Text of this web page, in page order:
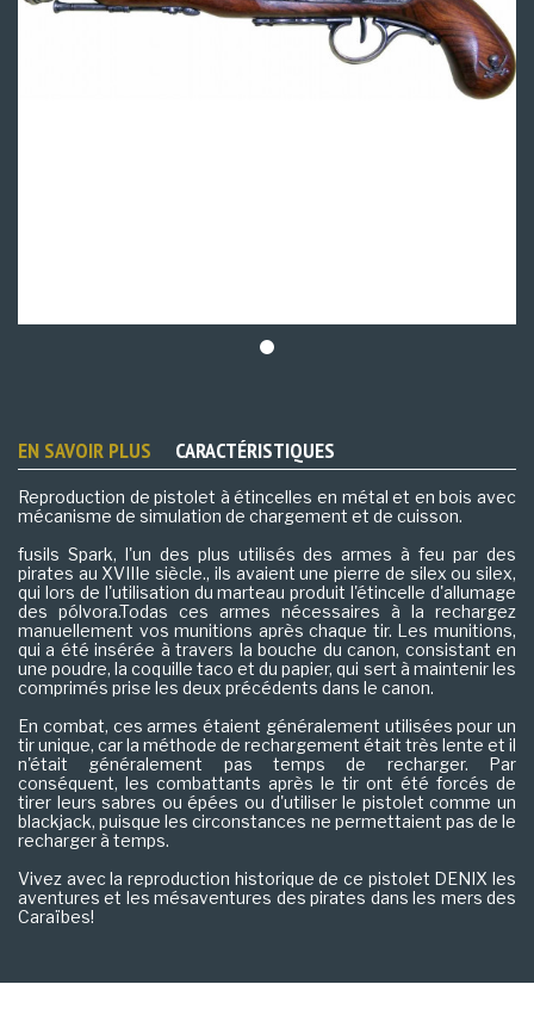
EN SAVOIR PLUS CARACTÉRISTIQUES
Reproduction de pistolet à étincelles en métal et en bois avec
mécanisme de simulation de chargement et de cuisson.
fusils Spark, l'un des plus utilisés des armes à feu par des
pirates au XVIIIe siècle., ils avaient une pierre de silex ou silex,
qui lors de l'utilisation du marteau produit l'étincelle d'allumage
des pólvora.Todas ces armes nécessaires à la rechargez
manuellement vos munitions après chaque tir. Les munitions,
qui a été insérée à travers la bouche du canon, consistant en
une poudre, la coquille taco et du papier, qui sert à maintenir les
comprimés prise les deux précédents dans le canon.
En combat, ces armes étaient généralement utilisées pour un
tir unique, car la méthode de rechargement était très lente et il
n'était généralement pas temps de recharger. Par
conséquent, les combattants après le tir ont été forcés de
tirer leurs sabres ou épées ou d'utiliser le pistolet comme un
blackjack, puisque les circonstances ne permettaient pas de le
recharger à temps.
Vivez avec la reproduction historique de ce pistolet DENIX les
aventures et les mésaventures des pirates dans les mers des
Caraïbes!